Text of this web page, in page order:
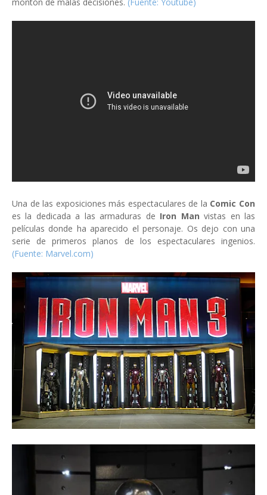
Una de las exposiciones más espectaculares de la Comic Con
es la dedicada a las armaduras de Iron Man vistas en las
películas donde ha aparecido el personaje. Os dejo con una
serie de primeros planos de los espectaculares ingenios.
(Fuente: Marvel.com)